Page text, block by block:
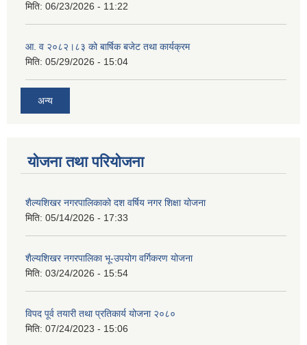
मिति: 06/23/2026 - 11:22
आ. व २०८२।८३ को बार्षिक बजेट तथा कार्यक्रम
मिति: 05/29/2026 - 15:04
अन्य
योजना तथा परियोजना
शैल्यशिखर नगरपालिकाको दश वर्षिय नगर शिक्षा योजना
मिति: 05/14/2026 - 17:33
शैल्यशिखर नगरपालिका भू-उपयोग वर्गिकरण योजना
मिति: 03/24/2026 - 15:54
विपद पूर्व तयारी तथा प्रतिकार्य योजना २०८०
मिति: 07/24/2023 - 15:06